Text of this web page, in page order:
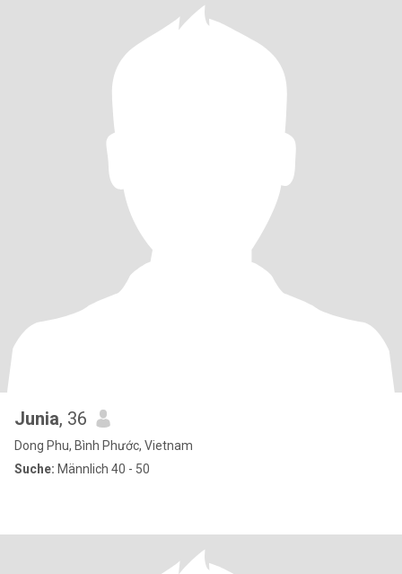
Junia, 36
Dong Phu, Bình Phước, Vietnam
Suche: Männlich 40 - 50